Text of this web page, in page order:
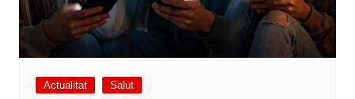
Actualitat Salut